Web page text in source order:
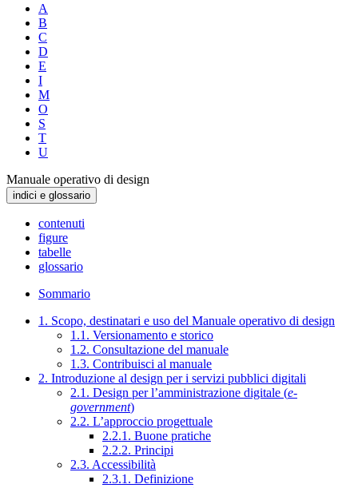
A
B
C
D
E
I
M
O
S
T
U
Manuale operativo di design
indici e glossario
contenuti
figure
tabelle
glossario
Sommario
1. Scopo, destinatari e uso del Manuale operativo di design
1.1. Versionamento e storico
1.2. Consultazione del manuale
1.3. Contribuisci al manuale
2. Introduzione al design per i servizi pubblici digitali
2.1. Design per l’amministrazione digitale (e-
government)
2.2. L’approccio progettuale
2.2.1. Buone pratiche
2.2.2. Principi
2.3. Accessibilità
2.3.1. Definizione